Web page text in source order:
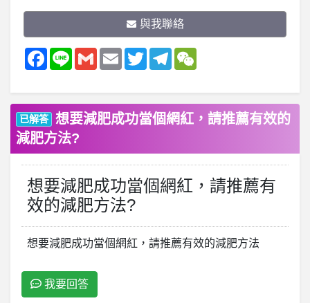
與我聯絡
Facebook
Line GmailEmail TwitterTelegramWeChat
已解答
想要減肥成功當個網紅，請推薦有效的
減肥方法?
想要減肥成功當個網紅，請推薦有
效的減肥方法?
想要減肥成功當個網紅，請推薦有效的減肥方法
我要回答